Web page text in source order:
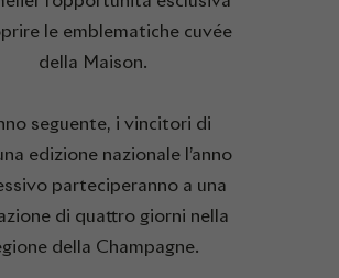
le emblematiche cuvée
della Maison.
seguente, i vincitori di
edizione nazionale l’anno
parteciperanno a una
di quattro giorni nella
della Champagne.